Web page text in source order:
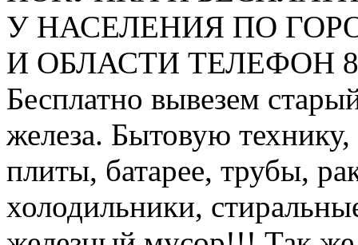
У НАСЕЛЕНИЯ ПО
И ОБЛАСТИ ТЕЛЕФОН 8
Бесплатно вывезем
железа. Бытовую
плиты, батарее, трубы,
холодильники,